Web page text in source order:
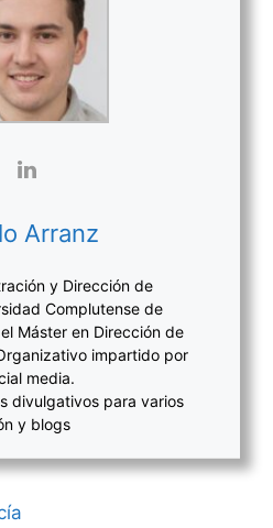
Arranz
y Dirección de
Complutense de
Máster en Dirección de
impartido por
media.
divulgativos para varios
y blogs